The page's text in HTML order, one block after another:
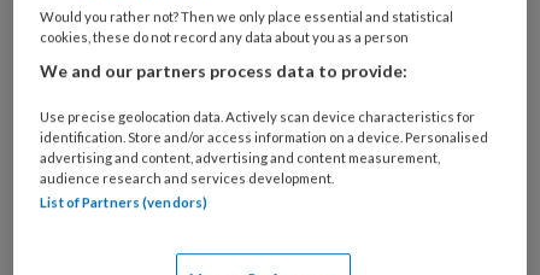
mailadres?
Kies
je
wachtwoord* *
Kies
je
functie *
Bij
organisatie
Would you rather not? Then we only place essential and statistical
cookies, these do not record any data about you as a person
We and our partners process data to provide:
Use precise geolocation data. Actively scan device characteristics for
identification. Store and/or access information on a device. Personalised
advertising and content, advertising and content measurement,
audience research and services development.
List of Partners (vendors)